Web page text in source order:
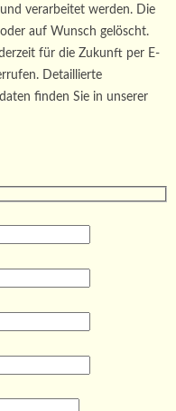
verarbeitet werden. Die
auf Wunsch gelöscht.
für die Zukunft per E-
Detaillierte
finden Sie in unserer